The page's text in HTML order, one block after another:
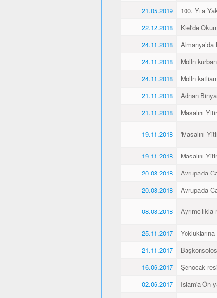
21.05.2019
100. Yıla
22.12.2018
Kiel'de
24.11.2018
Almanya’da
24.11.2018
Mölln
24.11.2018
Mölln
21.11.2018
Adnan
21.11.2018
Masalını
19.11.2018 'Masalını
19.11.2018
Masalını
20.03.2018
Avrupa'da
20.03.2018
Avrupa'da
08.03.2018
25.11.2017
Yokluklarına
21.11.2017
16.06.2017
Şenocak
02.06.2017
Islam'a Ön